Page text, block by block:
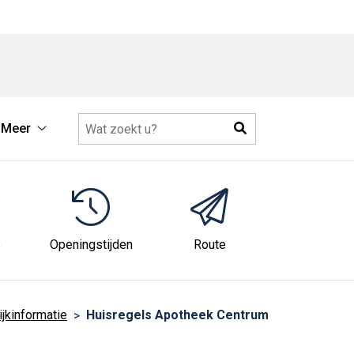
Meer
submenu
Zoeken
Openingstijden Route
Huisregels Apotheek Centrum